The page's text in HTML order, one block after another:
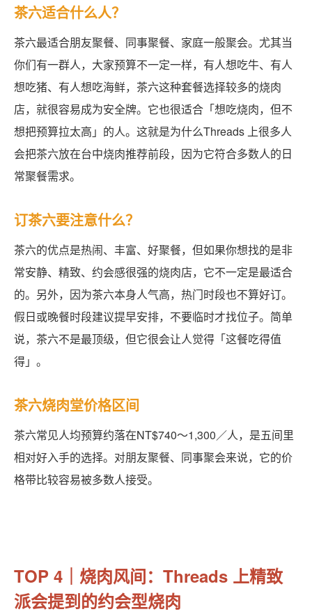
茶六适合什么人？
茶六最适合朋友聚餐、同事聚餐、家庭一般聚会。尤其当
你们有一群人，大家预算不一定一样，有人想吃牛、有人
想吃猪、有人想吃海鲜，茶六这种套餐选择较多的烧肉
店，就很容易成为安全牌。它也很适合「想吃烧肉，但不
想把预算拉太高」的人。这就是为什么Threads 上很多人
会把茶六放在台中烧肉推荐前段，因为它符合多数人的日
常聚餐需求。
订茶六要注意什么？
茶六的优点是热闹、丰富、好聚餐，但如果你想找的是非
常安静、精致、约会感很强的烧肉店，它不一定是最适合
的。另外，因为茶六本身人气高，热门时段也不算好订。
假日或晚餐时段建议提早安排，不要临时才找位子。简单
说，茶六不是最顶级，但它很会让人觉得「这餐吃得值
得」。
茶六烧肉堂价格区间
茶六常见人均预算约落在NT$740～1,300／人，是五间里
相对好入手的选择。对朋友聚餐、同事聚会来说，它的价
格带比较容易被多数人接受。
TOP 4｜烧肉风间：Threads 上精致
派会提到的约会型烧肉